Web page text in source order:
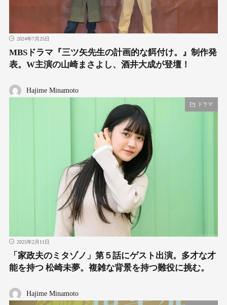
2024年7月25日
MBSドラマ『三ツ矢先生の計画的な餌付け。』制作発
表。W主演の山崎まさよし、酒井大成が登壇！
Hajime Minamoto
ドラマ
2025年2月11日
「家政夫のミタゾノ」第５話にゲスト出演。多才な才
能を持つ 松崎未夢。複雑な背景を持つ難役に挑む。
Hajime Minamoto